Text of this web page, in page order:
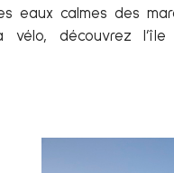
eaux calmes des
découvrez l’île